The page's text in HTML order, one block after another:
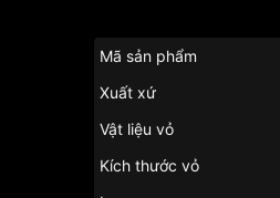
Mã sản phẩm
Xuất xứ
Vật liệu vỏ
Kích thước vỏ